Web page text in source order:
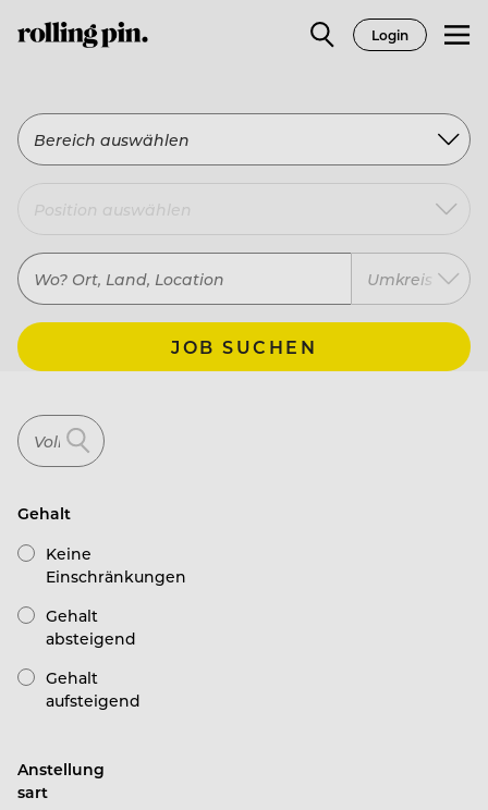
Login
Bereich auswählen
Umkreis
JOB SUCHEN
Gehalt
Keine
Einschränkungen
Gehalt
absteigend
Gehalt
aufsteigend
Anstellung
sart